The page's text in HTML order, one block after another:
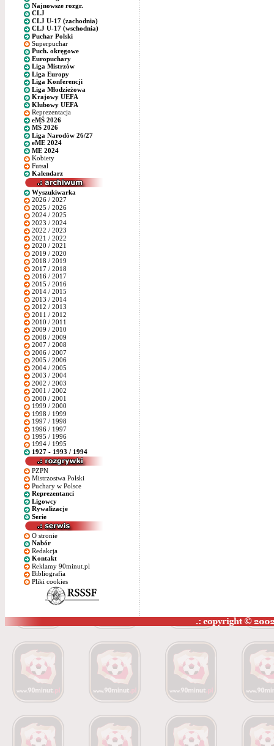
Najnowsze rozgr.
CLJ
CLJ U-17 (zachodnia)
CLJ U-17 (wschodnia)
Puchar Polski
Superpuchar
Puch. okręgowe
Europuchary
Liga Mistrzów
Liga Europy
Liga Konferencji
Liga Młodzieżowa
Krajowy UEFA
Klubowy UEFA
Reprezentacja
eMŚ 2026
MŚ 2026
Liga Narodów 26/27
eME 2024
ME 2024
Kobiety
Futsal
Kalendarz
Wyszukiwarka
2026 / 2027
2025 / 2026
2024 / 2025
2023 / 2024
2022 / 2023
2021 / 2022
2020 / 2021
2019 / 2020
2018 / 2019
2017 / 2018
2016 / 2017
2015 / 2016
2014 / 2015
2013 / 2014
2012 / 2013
2011 / 2012
2010 / 2011
2009 / 2010
2008 / 2009
2007 / 2008
2006 / 2007
2005 / 2006
2004 / 2005
2003 / 2004
2002 / 2003
2001 / 2002
2000 / 2001
1999 / 2000
1998 / 1999
1997 / 1998
1996 / 1997
1995 / 1996
1994 / 1995
1927 - 1993 / 1994
PZPN
Mistrzostwa Polski
Puchary w Polsce
Reprezentanci
Ligowcy
Rywalizacje
Serie
O stronie
Nabór
Redakcja
Kontakt
Reklamy 90minut.pl
Bibliografia
Pliki cookies